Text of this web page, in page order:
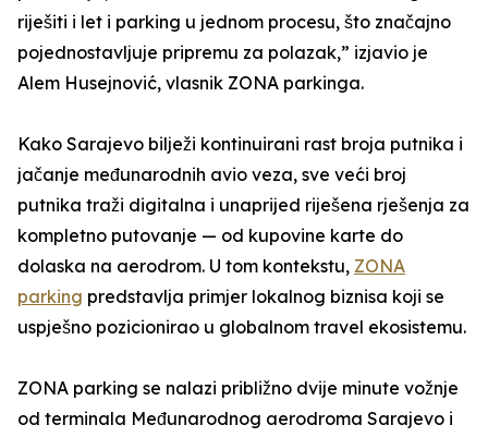
riješiti i let i parking u jednom procesu, što značajno
pojednostavljuje pripremu za polazak,” izjavio je
Alem Husejnović, vlasnik ZONA parkinga.
Kako Sarajevo bilježi kontinuirani rast broja putnika i
jačanje međunarodnih avio veza, sve veći broj
putnika traži digitalna i unaprijed riješena rješenja za
kompletno putovanje — od kupovine karte do
dolaska na aerodrom. U tom kontekstu, ZONA
parking predstavlja primjer lokalnog biznisa koji se
uspješno pozicionirao u globalnom travel ekosistemu.
ZONA parking se nalazi približno dvije minute vožnje
od terminala Međunarodnog aerodroma Sarajevo i